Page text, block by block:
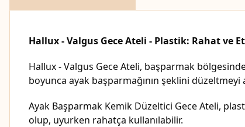
Hallux - Valgus Gece Ateli - Plastik: Rahat ve
Hallux - Valgus Gece Ateli, başparmak
boyunca ayak başparmağının şeklini düzeltmeyi
Ayak Başparmak Kemik Düzeltici Gece Ateli,
olup, uyurken rahatça kullanılabilir.